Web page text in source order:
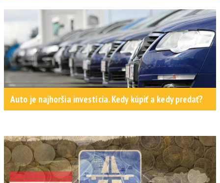
Auto je najhoršia investícia. Kedy kúpiť a kedy predať?